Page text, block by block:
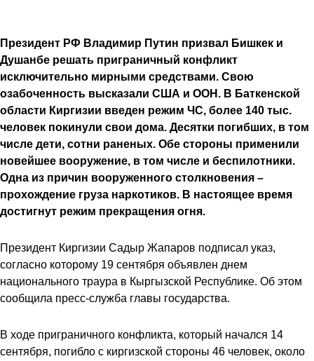
Президент РФ Владимир Путин призвал Бишкек и
Душанбе решать приграничный конфликт
исключительно мирными средствами. Свою
озабоченность высказали США и ООН. В Баткенской
области Киргизии введен режим ЧС, более 140 тыс.
человек покинули свои дома. Десятки погибших, в том
числе дети, сотни раненых. Обе стороны применили
новейшее вооружение, в том числе и беспилотники.
Одна из причин вооруженного столкновения –
прохождение груза наркотиков. В настоящее время
достигнут режим прекращения огня.
Президент Киргизии Садыр Жапаров подписал указ,
согласно которому 19 сентября объявлен днем
национального траура в Кыргызской Республике. Об этом
сообщила пресс-служба главы государства.
В ходе приграничного конфликта, который начался 14
сентября, погибло с киргизской стороны 46 человек, около